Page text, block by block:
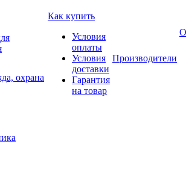
охрана
Как купить
Условия
оплаты
Условия
доставки
Гарантия
на товар
Производители